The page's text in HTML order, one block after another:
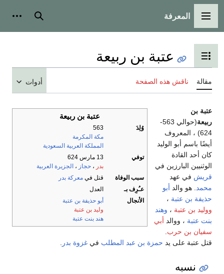
القائمة الرئيسية
المعرفة بحث
تبديل عرض جدول المحتويات
عتبة بن ربيعة
مقالة ناقش هذه الصفحة أدوات
عتبة بن ربيعة
وُلِدَ
563
مكة المكرمة
المملكة العربية السعودية
توفي
13 مارس 624
بدر ، حجاز ، الجزيرة العربية
سبب الوفاة
قتل في معركة بدر
عـُرِف بـ
العدل
الأنجال
أبو حذيفة بن عتبة
وليد بن عتبة
هند بنت عتبة
عتبة بن
ربيعة
(حوالي 563-
624) ، المعروف
أيضًا باسم أبو الوليد
كان أحد القادة
الوثنيين البارزين في
قريش في عهد
محمد
. هو والد أبو
حذيفة بن عتبة ،
ووليد بن عتبة ، وهند
بنت عتبة ، ووالد أبي
سفيان بن حرب
قتل عتبة على يد حمزة بن عبد المطلب في غزوة بدر
نسبه